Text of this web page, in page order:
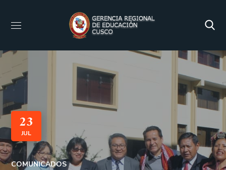
23
JUL
COMUNICADOS